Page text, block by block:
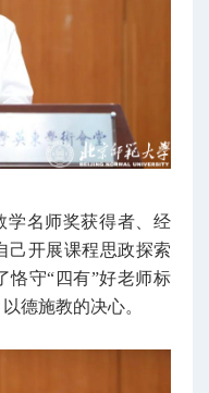
学名师奖获得者、经
己开展课程思政探索
恪守“四有”好老师标
德施教的决心。